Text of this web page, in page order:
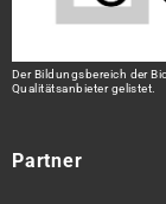
Der Bildungsbereich der
Qualitätsanbieter gelistet.
Partner